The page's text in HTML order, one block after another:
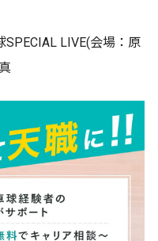
LIVE(会場：原